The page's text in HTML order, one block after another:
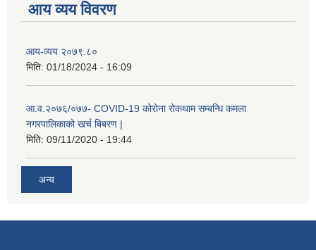
आय व्यय विवरण
आय-व्यय २०७९.८०
मिति: 01/18/2024 - 16:09
आ.व.२०७६/०७७- COVID-19 कोरोना रोकथाम सम्बन्धि कमला
नगरपालिकाको खर्च बिबरण |
मिति: 09/11/2020 - 19:44
अन्य